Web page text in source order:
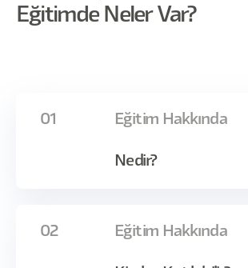
Eğitimde Neler Var?
01 Eğitim Hakkında
Nedir?
her geçen gün bir yenisi eklenirken
02 Eğitim Hakkında